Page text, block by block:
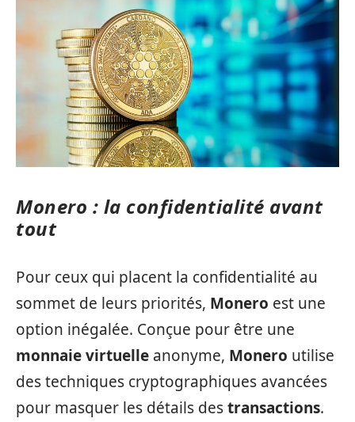
Monero : la confidentialité avant
tout
Pour ceux qui placent la confidentialité au
sommet de leurs priorités, Monero est une
option inégalée. Conçue pour être une
monnaie virtuelle anonyme, Monero utilise
des techniques cryptographiques avancées
pour masquer les détails destransactions.